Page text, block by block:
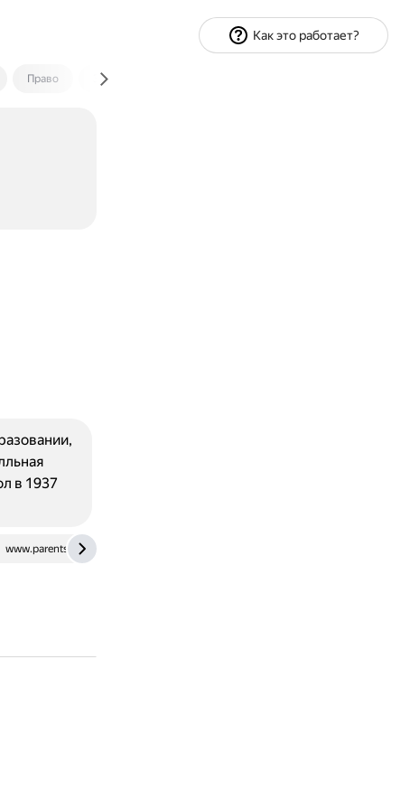
Право Экономика и финансы
www.parents.ru
в 1937
Как это работает?